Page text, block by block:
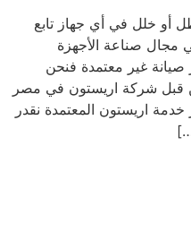
أو خلل في أي جهاز تابع
مجال صناعة الأجهزة
صيانة غير معتمدة فنحن
قبل شركة اريستون في مصر
اريستون المعتمدة نقدر